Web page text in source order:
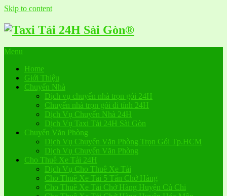
Skip to content
Menu
Home
Giới Thiệu
Chuyển Nhà
Dịch vụ chuyển nhà trọn gói 24H
Chuyển nhà trọn gói đi tỉnh 24H
Dịch Vụ Chuyển Nhà 24H
Dịch Vụ Taxi Tải 24H Sài Gòn
Chuyển Văn Phòng
Dịch Vụ Chuyển Văn Phòng Trọn Gói Tp.HCM
Dịch Vụ Chuyển Văn Phòng
Cho Thuê Xe Tải 24H
Dịch Vụ Cho Thuê Xe Tải
Cho Thuê Xe Tải 5 Tấn Chở Hàng
Cho Thuê Xe Tải Chở Hàng Huyện Củ Chi